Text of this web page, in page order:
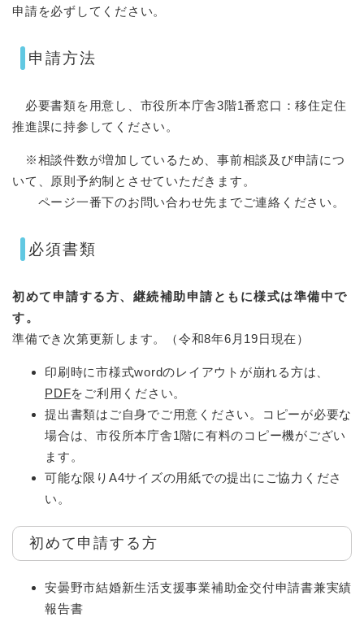
申請を必ずしてください。
申請方法
必要書類を用意し、市役所本庁舎3階1番窓口：移住定住
推進課に持参してください。
※相談件数が増加しているため、事前相談及び申請につ
いて、原則予約制とさせていただきます。
ページ一番下のお問い合わせ先までご連絡ください。
必須書類
初めて申請する方、継続補助申請ともに様式は準備中で
す。
準備でき次第更新します。（令和8年6月19日現在）
印刷時に市様式wordのレイアウトが崩れる方は、
PDFをご利用ください。
提出書類はご自身でご用意ください。コピーが必要な
場合は、市役所本庁舎1階に有料のコピー機がござい
ます。
可能な限りA4サイズの用紙での提出にご協力くださ
い。
初めて申請する方
安曇野市結婚新生活支援事業補助金交付申請書兼実績
報告書